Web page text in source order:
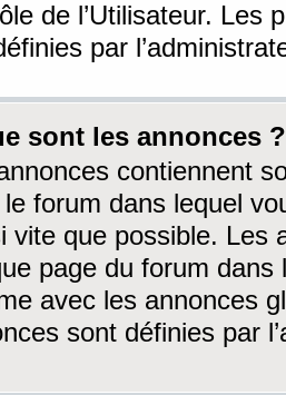
de l’Utilisateur. Les
par
sont les annonces ?
contiennent
le forum dans lequel
vite que possible. Les
page du forum dans
avec les annonces
sont définies par